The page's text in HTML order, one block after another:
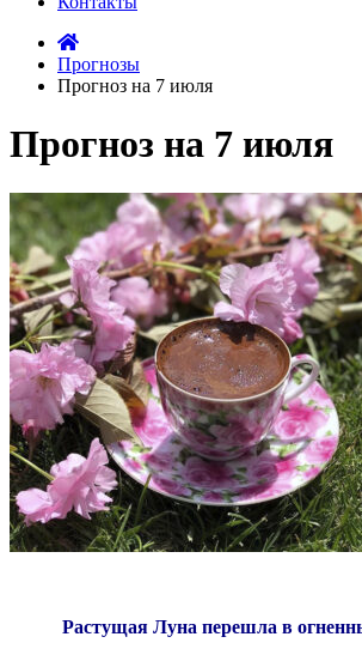
Прогнозы
Прогноз на 7 июля
Прогноз на 7 июля
Растущая Луна перешла в